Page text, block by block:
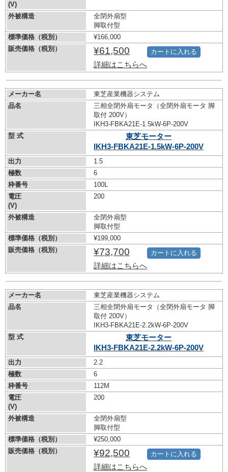
(V)
外被構造
全閉外扇型
脚取付型
標準価格（税別）
¥166,000
販売価格（税別）
¥61,500
詳細はこちらへ
カートに入れる
メーカー名
東芝産業機器システム
品名
三相全閉外扇モータ（全閉外扇モータ 脚
取付 200V）
IKH3-FBKA21E-1.5kW-6P-200V
型 式
東芝モーター
IKH3-FBKA21E-1.5kW-6P-200V
出力
1.5
極数
6
枠番号
100L
電圧
(V)
200
外被構造
全閉外扇型
脚取付型
標準価格（税別）
¥199,000
販売価格（税別）
¥73,700
詳細はこちらへ
カートに入れる
メーカー名
東芝産業機器システム
品名
三相全閉外扇モータ（全閉外扇モータ 脚
取付 200V）
IKH3-FBKA21E-2.2kW-6P-200V
型 式
東芝モーター
IKH3-FBKA21E-2.2kW-6P-200V
出力
2.2
極数
6
枠番号
112M
電圧
(V)
200
外被構造
全閉外扇型
脚取付型
標準価格（税別）
¥250,000
販売価格（税別）
¥92,500
詳細はこちらへ
カートに入れる